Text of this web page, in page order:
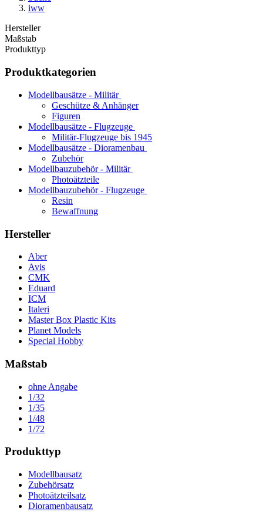
iww
Hersteller
Maßstab
Produkttyp
Produktkategorien
Modellbausätze - Militär
Geschütze & Anhänger
Figuren
Modellbausätze - Flugzeuge
Militär-Flugzeuge bis 1945
Modellbausätze - Dioramenbau
Zubehör
Modellbauzubehör - Militär
Photoätzteile
Modellbauzubehör - Flugzeuge
Resin
Bewaffnung
Hersteller
Aber
Avis
CMK
Eduard
ICM
Italeri
Master Box Plastic Kits
Planet Models
Special Hobby
Maßstab
ohne Angabe
1/32
1/35
1/48
1/72
Produkttyp
Modellbausatz
Zubehörsatz
Photoätzteilsatz
Dioramenbausatz